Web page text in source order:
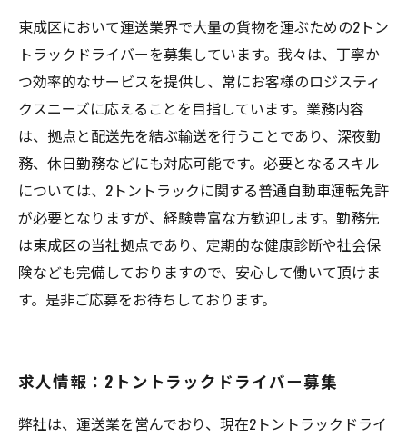
東成区において運送業界で大量の貨物を運ぶための2トン
トラックドライバーを募集しています。我々は、丁寧か
つ効率的なサービスを提供し、常にお客様のロジスティ
クスニーズに応えることを目指しています。業務内容
は、拠点と配送先を結ぶ輸送を行うことであり、深夜勤
務、休日勤務などにも対応可能です。必要となるスキル
については、2トントラックに関する普通自動車運転免許
が必要となりますが、経験豊富な方歓迎します。勤務先
は東成区の当社拠点であり、定期的な健康診断や社会保
険なども完備しておりますので、安心して働いて頂けま
す。是非ご応募をお待ちしております。
求人情報：2トントラックドライバー募集
弊社は、運送業を営んでおり、現在2トントラックドライ